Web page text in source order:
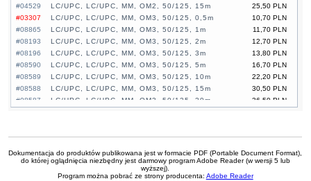
#04529
25,50 PLN
LC/UPC, LC/UPC, MM, OM2, 50/125, 15m
#03307
10,70 PLN
LC/UPC, LC/UPC, MM, OM3, 50/125, 0,5m
#08865
11,70 PLN
LC/UPC, LC/UPC, MM, OM3, 50/125, 1m
#08193
12,70 PLN
LC/UPC, LC/UPC, MM, OM3, 50/125, 2m
#08196
13,80 PLN
LC/UPC, LC/UPC, MM, OM3, 50/125, 3m
#08590
16,70 PLN
LC/UPC, LC/UPC, MM, OM3, 50/125, 5m
#08589
22,20 PLN
LC/UPC, LC/UPC, MM, OM3, 50/125, 10m
#08588
30,50 PLN
LC/UPC, LC/UPC, MM, OM3, 50/125, 15m
#08587
36,50 PLN
LC/UPC, LC/UPC, MM, OM3, 50/125, 20m
#07490
15,00 PLN
LC/UPC, LC/UPC, MM, OM4, 50/125, 2m
#07492
22,70 PLN
LC/UPC, LC/UPC, MM, OM4, 50/125, 5m
LC/UPC, LC/UPC, MM, OM4, 50/125, 10m
Dokumentacja do produktów publikowana jest w formacie PDF (Portable Document Format),
do której oglądnięcia niezbędny jest darmowy program Adobe Reader (w wersji 5 lub
wyższej).
Program można pobrać ze strony producenta: Adobe Reader